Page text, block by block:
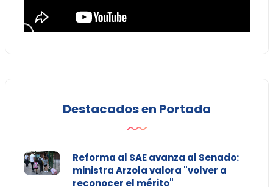
Destacados en Portada
Reforma al SAE avanza al Senado:
ministra Arzola valora "volver a
reconocer el mérito"